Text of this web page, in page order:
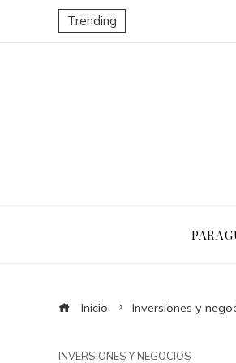
Trending
Inicio Inversiones y
INVERSIONES Y NEGOCIOS